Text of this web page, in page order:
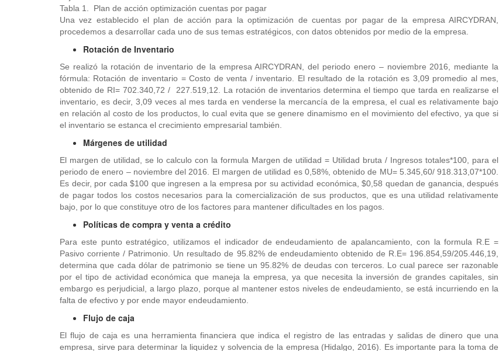
Tabla 1. Plan de acción optimización cuentas por pagar
Una vez establecido el plan de acción para la optimización de cuentas por pagar de la empresa AIRCYDRAN,
procedemos a desarrollar cada uno de sus temas estratégicos, con datos obtenidos por medio de la empresa.
Rotación de Inventario
Se realizó la rotación de inventario de la empresa AIRCYDRAN, del periodo enero – noviembre 2016, mediante la
fórmula: Rotación de inventario = Costo de venta / inventario. El resultado de la rotación es 3,09 promedio al mes,
obtenido de RI= 702.340,72 / 227.519,12. La rotación de inventarios determina el tiempo que tarda en realizarse el
inventario, es decir, 3,09 veces al mes tarda en venderse la mercancía de la empresa, el cual es relativamente bajo
en relación al costo de los productos, lo cual evita que se genere dinamismo en el movimiento del efectivo, ya que si
el inventario se estanca el crecimiento empresarial también.
Márgenes de utilidad
El margen de utilidad, se lo calculo con la formula Margen de utilidad = Utilidad bruta / Ingresos totales*100, para el
periodo de enero – noviembre del 2016. El margen de utilidad es 0,58%, obtenido de MU= 5.345,60/ 918.313,07*100.
Es decir, por cada $100 que ingresen a la empresa por su actividad económica, $0,58 quedan de ganancia, después
de pagar todos los costos necesarios para la comercialización de sus productos, que es una utilidad relativamente
bajo, por lo que constituye otro de los factores para mantener dificultades en los pagos.
Políticas de compra y venta a crédito
Para este punto estratégico, utilizamos el indicador de endeudamiento de apalancamiento, con la formula R.E =
Pasivo corriente / Patrimonio. Un resultado de 95.82% de endeudamiento obtenido de R.E= 196.854,59/205.446,19,
determina que cada dólar de patrimonio se tiene un 95.82% de deudas con terceros. Lo cual parece ser razonable
por el tipo de actividad económica que maneja la empresa, ya que necesita la inversión de grandes capitales, sin
embargo es perjudicial, a largo plazo, porque al mantener estos niveles de endeudamiento, se está incurriendo en la
falta de efectivo y por ende mayor endeudamiento.
Flujo de caja
El flujo de caja es una herramienta financiera que indica el registro de las entradas y salidas de dinero que una
empresa, sirve para determinar la liquidez y solvencia de la empresa (Hidalgo, 2016). Es importante para la toma de